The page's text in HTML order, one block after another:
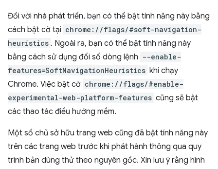
Đối với nhà phát triển, bạn có thể bật tính năng này bằng
cách bật cờ tại chrome://flags/#soft-navigation-
heuristics . Ngoài ra, bạn có thể bật tính năng này
bằng cách sử dụng đối số dòng lệnh --enable-
features=SoftNavigationHeuristics khi chạy
Chrome. Việc bật cờ chrome://flags/#enable-
experimental-web-platform-features cũng sẽ bật
các thao tác điều hướng mềm.
Một số chủ sở hữu trang web cũng đã bật tính năng này
trên các trang web trước khi phát hành thông qua quy
trình bản dùng thử theo nguyên gốc. Xin lưu ý rằng hình